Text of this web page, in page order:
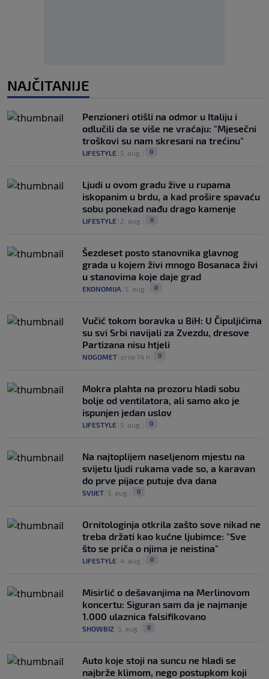
NAJČITANIJE
Penzioneri otišli na odmor u Italiju i
odlučili da se više ne vraćaju: "Mjesečni
troškovi su nam skresani na trećinu"
LIFESTYLE 5. aug. 0
Ljudi u ovom gradu žive u rupama
iskopanim u brdu, a kad prošire spavaću
sobu ponekad nađu drago kamenje
LIFESTYLE 2. aug. 0
Šezdeset posto stanovnika glavnog
grada u kojem živi mnogo Bosanaca živi
u stanovima koje daje grad
EKONOMIJA 5. aug. 0
Vučić tokom boravka u BiH: U Čipuljićima
su svi Srbi navijali za Zvezdu, dresove
Partizana nisu htjeli
NOGOMET prije 14 h 0
Mokra plahta na prozoru hladi sobu
bolje od ventilatora, ali samo ako je
ispunjen jedan uslov
LIFESTYLE 5. aug. 0
Na najtoplijem naseljenom mjestu na
svijetu ljudi rukama vade so, a karavan
do prve pijace putuje dva dana
SVIJET 5. aug. 0
Ornitologinja otkrila zašto sove nikad ne
treba držati kao kućne ljubimce: "Sve
što se priča o njima je neistina"
LIFESTYLE 4. aug. 0
Misirlić o dešavanjima na Merlinovom
koncertu: Siguran sam da je najmanje
1.000 ulaznica falsifikovano
SHOWBIZ 5. aug. 0
Auto koje stoji na suncu ne hladi se
najbrže klimom, nego postupkom koji